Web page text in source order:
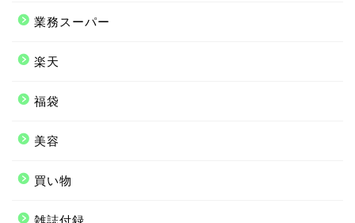
業務スーパー
楽天
福袋
美容
買い物